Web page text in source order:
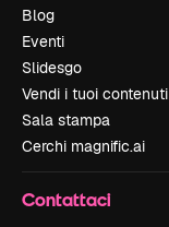
Blog
Eventi
Slidesgo
Vendi i tuoi contenuti
Sala stampa
Cerchi magnific.ai
Contattaci